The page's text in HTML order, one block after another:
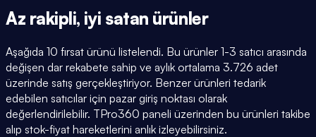
Az rakipli, iyi satan ürünler
Aşağıda 10 fırsat ürünü listelendi. Bu ürünler 1-3 satıcı arasında
değişen dar rekabete sahip ve aylık ortalama 3.726 adet
üzerinde satış gerçekleştiriyor. Benzer ürünleri tedarik
edebilen satıcılar için pazar giriş noktası olarak
değerlendirilebilir. TPro360 paneli üzerinden bu ürünleri takibe
alıp stok-fiyat hareketlerini anlık izleyebilirsiniz.